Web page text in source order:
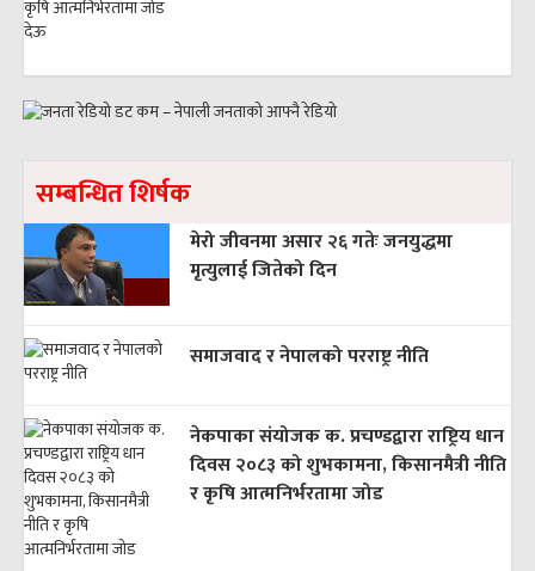
सम्बन्धित शिर्षक
मेरो जीवनमा असार २६ गतेः जनयुद्धमा
मृत्युलाई जितेको दिन
समाजवाद र नेपालको परराष्ट्र नीति
नेकपाका संयोजक क. प्रचण्डद्वारा राष्ट्रिय धान
दिवस २०८३ को शुभकामना, किसानमैत्री नीति
र कृषि आत्मनिर्भरतामा जोड